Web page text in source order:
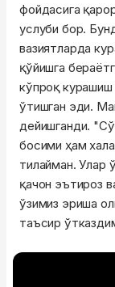
фойдасига
услуби бор.
вазиятларда
қўйишга
кўпроқ
ўтишган эди.
дейишганди.
босими ҳам
тилайман. Улар
қачон эътироз
ўзимиз эриша
таъсир